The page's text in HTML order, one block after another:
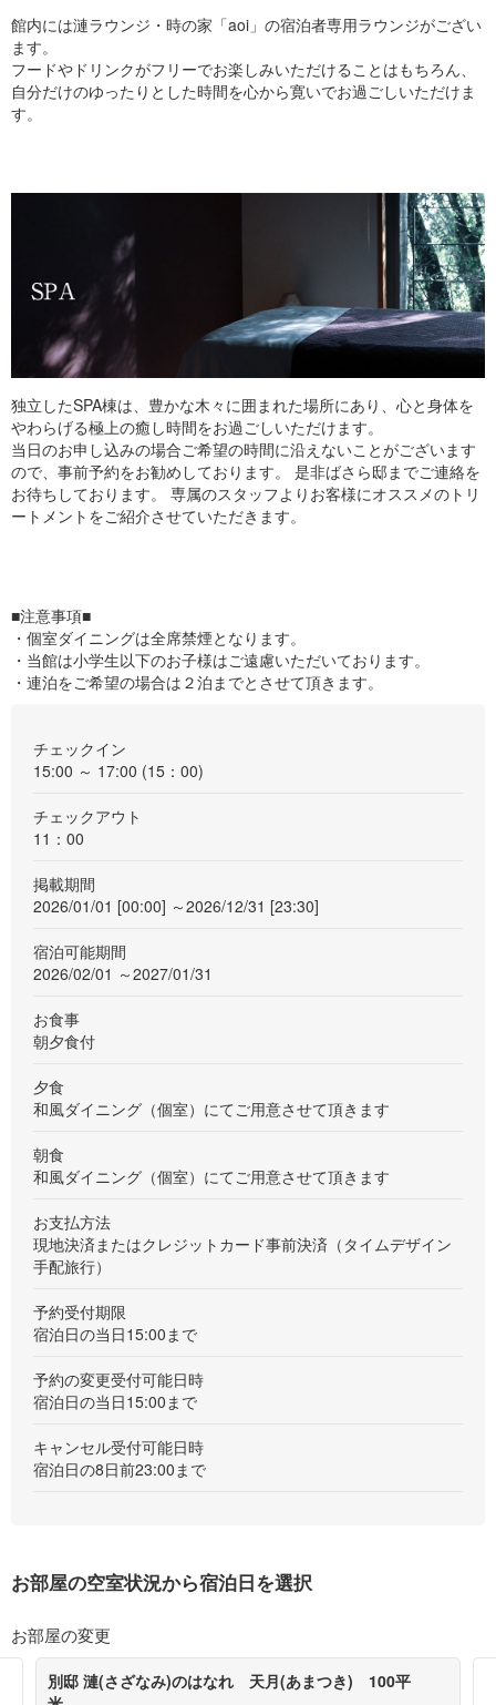
館内には漣ラウンジ・時の家「aoi」の宿泊者専用ラウンジがござい
ます。
フードやドリンクがフリーでお楽しみいただけることはもちろん、
自分だけのゆったりとした時間を心から寛いでお過ごしいただけま
す。
独立したSPA棟は、豊かな木々に囲まれた場所にあり、心と身体を
やわらげる極上の癒し時間をお過ごしいただけます。
当日のお申し込みの場合ご希望の時間に沿えないことがございます
ので、事前予約をお勧めしております。 是非ばさら邸までご連絡を
お待ちしております。 専属のスタッフよりお客様にオススメのトリ
ートメントをご紹介させていただきます。
■注意事項■
・個室ダイニングは全席禁煙となります。
・当館は小学生以下のお子様はご遠慮いただいております。
・連泊をご希望の場合は２泊までとさせて頂きます。
チェックイン
15:00 ～ 17:00 (15：00)
チェックアウト
11：00
掲載期間
2026/01/01 [00:00] ～2026/12/31 [23:30]
宿泊可能期間
2026/02/01 ～2027/01/31
お食事
朝夕食付
夕食
和風ダイニング（個室）にてご用意させて頂きます
朝食
和風ダイニング（個室）にてご用意させて頂きます
お支払方法
現地決済またはクレジットカード事前決済（タイムデザイン
手配旅行）
予約受付期限
宿泊日の当日15:00まで
予約の変更受付可能日時
宿泊日の当日15:00まで
キャンセル受付可能日時
宿泊日の8日前23:00まで
お部屋の空室状況から宿泊日を選択
お部屋の変更
別邸 漣(さざなみ)のはなれ 天月(あまつき) 100平